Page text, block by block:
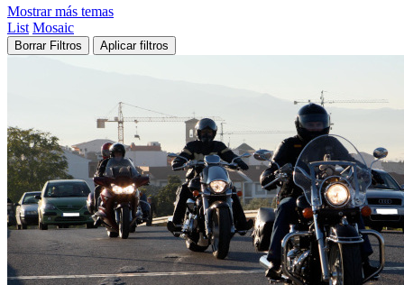
Mostrar más temas
List Mosaic
Borrar Filtros Aplicar filtros